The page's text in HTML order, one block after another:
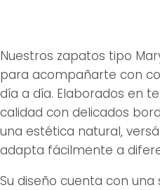
Nuestros zapatos tipo
para acompañarte con
día a día. Elaborados en
calidad con delicados
una estética natural,
adapta fácilmente a
Su diseño cuenta con